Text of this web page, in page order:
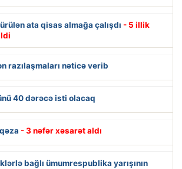
ata qisas almağa çalışdı - 5 illik
razılaşmaları nəticə verib
40 dərəcə isti olacaq
- 3 nəfər xəsarət aldı
bağlı ümumrespublika yarışının